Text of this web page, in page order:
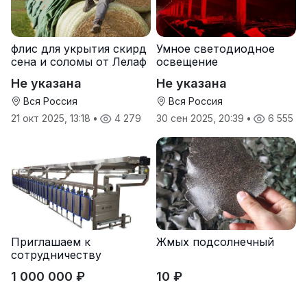
флис для укрытия скирд
сена и соломы от Лелаф
Не указана
Вся Россия
21 окт 2025, 13:18 • 4 279
Умное светодиодное
освещение
Не указана
Вся Россия
30 сен 2025, 20:39 • 6 555
Приглашаем к
сотрудничеству
1 000 000 ₽
Жмых подсолнечный
10 ₽